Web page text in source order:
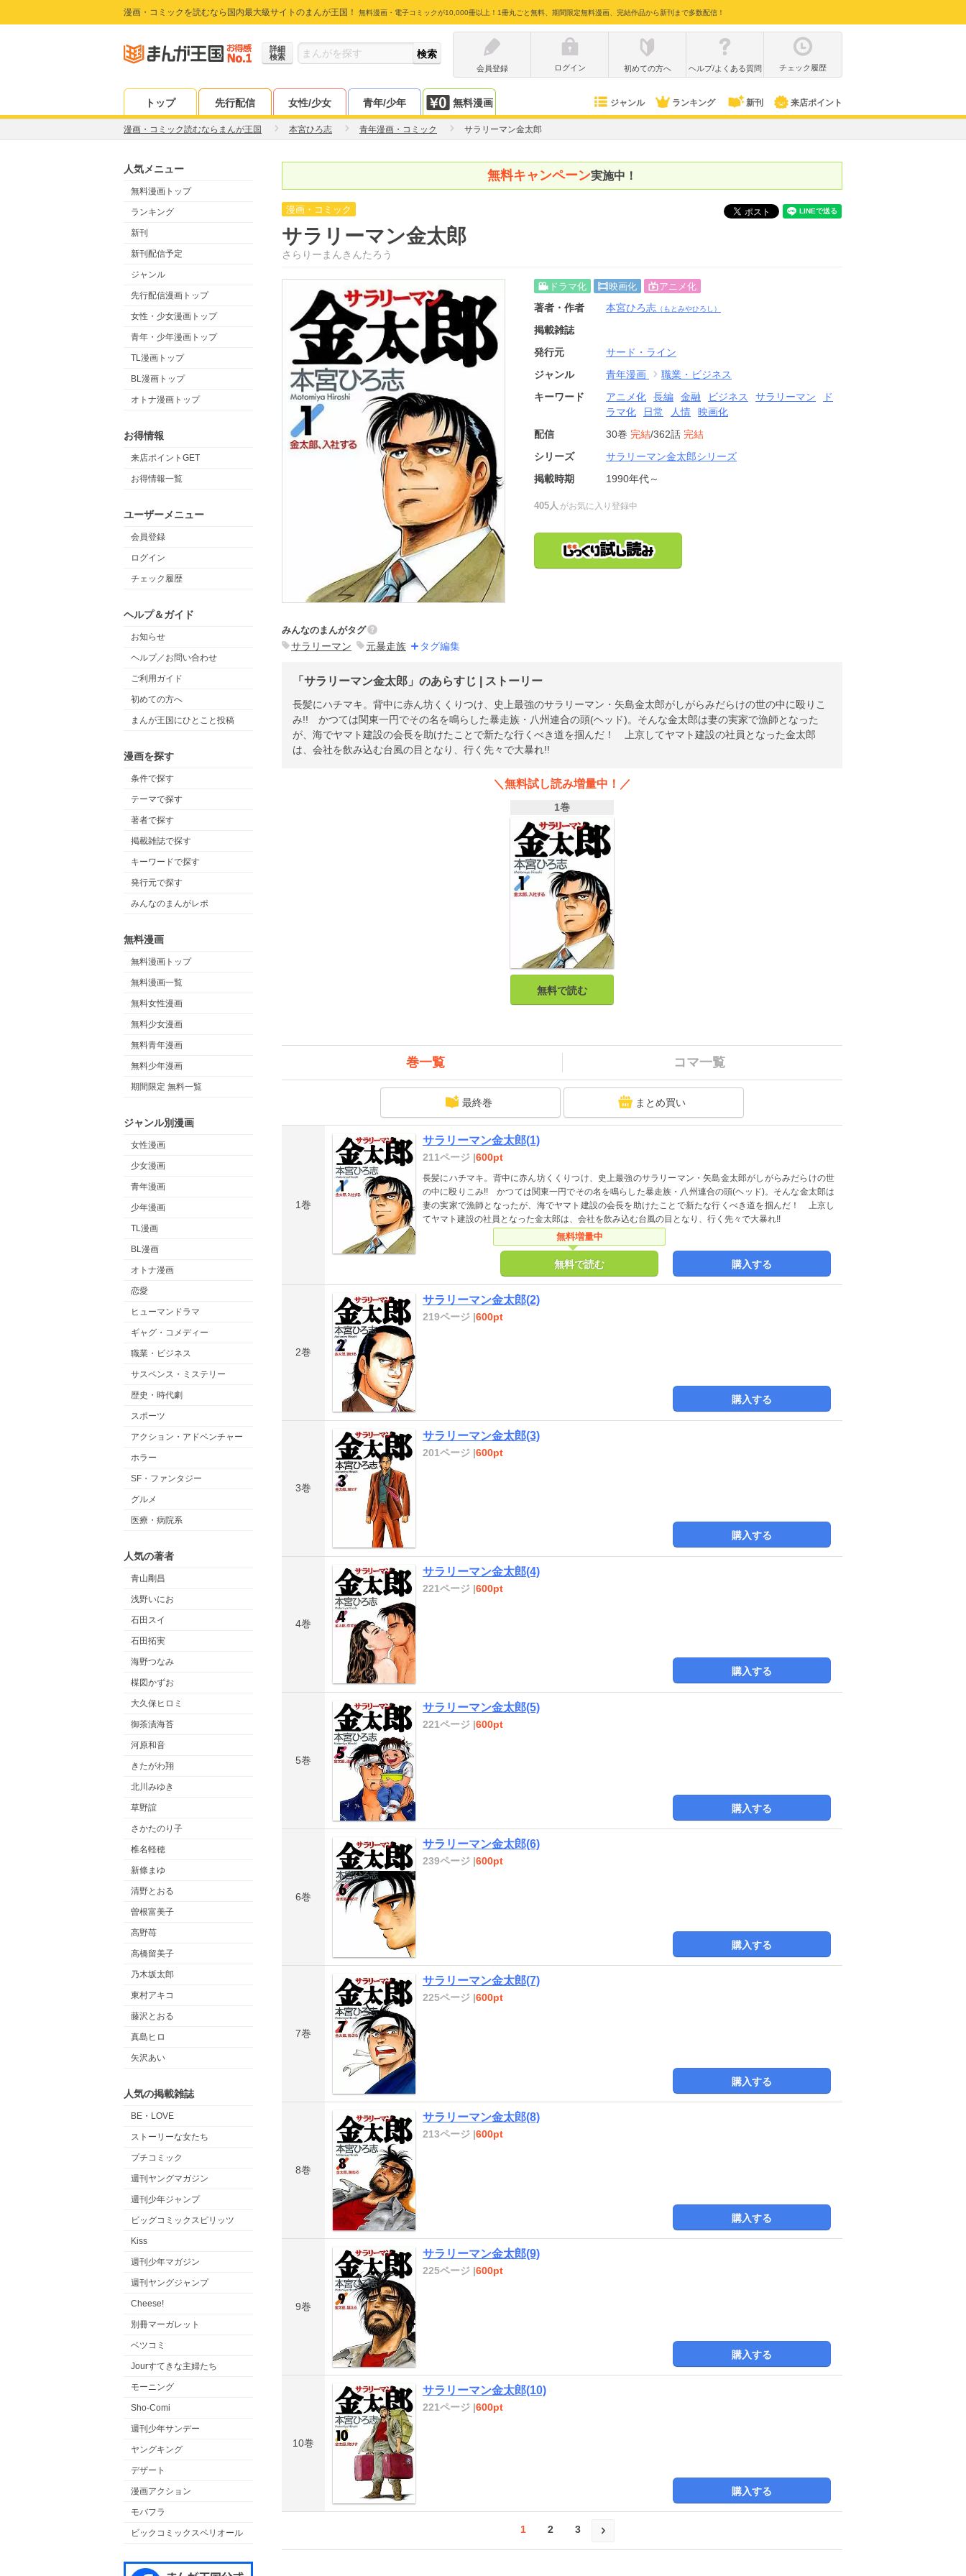
漫画・コミックを読むなら国内最大級サイトのまんが王国！ 無料漫画・電子コミックが10,000冊以上！1冊丸ごと無料、期間限定無料漫画、完結作品から新刊まで多数配信！
詳細
検索
会員登録
ログイン 初めての方へ ヘルプ/よくある質問 チェック履歴
トップ 先行配信 女性/少女 青年/少年 無料漫画 ジャンル ランキング 新刊 来店ポイント
漫画・コミック読むならまんが王国 本宮ひろ志 青年漫画・コミック サラリーマン金太郎
人気メニュー
無料漫画トップ
ランキング
新刊
新刊配信予定
ジャンル
先行配信漫画トップ
女性・少女漫画トップ
青年・少年漫画トップ
TL漫画トップ
BL漫画トップ
オトナ漫画トップ
お得情報
来店ポイントGET
お得情報一覧
ユーザーメニュー
会員登録
ログイン
チェック履歴
ヘルプ＆ガイド
お知らせ
ヘルプ／お問い合わせ
ご利用ガイド
初めての方へ
まんが王国にひとこと投稿
漫画を探す
条件で探す
テーマで探す
著者で探す
掲載雑誌で探す
キーワードで探す
発行元で探す
みんなのまんがレポ
無料漫画
無料漫画トップ
無料漫画一覧
無料女性漫画
無料少女漫画
無料青年漫画
無料少年漫画
期間限定 無料一覧
ジャンル別漫画
女性漫画
少女漫画
青年漫画
少年漫画
TL漫画
BL漫画
オトナ漫画
恋愛
ヒューマンドラマ
ギャグ・コメディー
職業・ビジネス
サスペンス・ミステリー
歴史・時代劇
スポーツ
アクション・アドベンチャー
ホラー
SF・ファンタジー
グルメ
医療・病院系
人気の著者
青山剛昌
浅野いにお
石田スイ
石田拓実
海野つなみ
楳図かずお
大久保ヒロミ
御茶漬海苔
河原和音
きたがわ翔
北川みゆき
草野誼
さかたのり子
椎名軽穂
新條まゆ
清野とおる
曽根富美子
高野苺
高橋留美子
乃木坂太郎
東村アキコ
藤沢とおる
真島ヒロ
矢沢あい
人気の掲載雑誌
BE・LOVE
ストーリーな女たち
プチコミック
週刊ヤングマガジン
週刊少年ジャンプ
ビッグコミックスピリッツ
Kiss
週刊少年マガジン
週刊ヤングジャンプ
Cheese!
別冊マーガレット
ベツコミ
Jourすてきな主婦たち
モーニング
Sho-Comi
週刊少年サンデー
ヤングキング
デザート
漫画アクション
モバフラ
ビックコミックスペリオール
無料キャンペーン実施中！
漫画・コミック
サラリーマン金太郎
さらりーまんきんたろう
ドラマ化 映画化 アニメ化
著者・作者 本宮ひろ志 （もとみやひろし）
掲載雑誌
発行元
サード・ライン
ジャンル
青年漫画
職業・ビジネス
キーワード
アニメ化 長編 金融 ビジネス サラリーマン
ド
ラマ化
日常 人情
映画化
配信
30巻 完結/362話 完結
シリーズ
サラリーマン金太郎シリーズ
掲載時期
1990年代～
405人 がお気に入り登録中
みんなのまんがタグ
サラリーマン 元暴走族 タグ編集
「サラリーマン金太郎」のあらすじ | ストーリー
長髪にハチマキ。背中に赤ん坊くくりつけ、史上最強のサラリーマン・矢島金太郎がしがらみだらけの世の中に殴りこ
み!! かつては関東一円でその名を鳴らした暴走族・八州連合の頭(ヘッド)。そんな金太郎は妻の実家で漁師となった
が、海でヤマト建設の会長を助けたことで新たな行くべき道を掴んだ！ 上京してヤマト建設の社員となった金太郎
は、会社を飲み込む台風の目となり、行く先々で大暴れ!!
＼無料試し読み増量中！／
1巻
無料で読む
巻一覧 コマ一覧
最終巻 まとめ買い
1巻
サラリーマン金太郎(1)
211ページ |600pt
長髪にハチマキ。背中に赤ん坊くくりつけ、史上最強のサラリーマン・矢島金太郎がしがらみだらけの世
の中に殴りこみ!! かつては関東一円でその名を鳴らした暴走族・八州連合の頭(ヘッド)。そんな金太郎は
妻の実家で漁師となったが、海でヤマト建設の会長を助けたことで新たな行くべき道を掴んだ！ 上京し
てヤマト建設の社員となった金太郎は、会社を飲み込む台風の目となり、行く先々で大暴れ!!
無料増量中
無料で読む 購入する
2巻
サラリーマン金太郎(2)
219ページ |600pt
購入する
3巻
サラリーマン金太郎(3)
201ページ |600pt
購入する
4巻
サラリーマン金太郎(4)
221ページ |600pt
購入する
5巻
サラリーマン金太郎(5)
221ページ |600pt
購入する
6巻
サラリーマン金太郎(6)
239ページ |600pt
購入する
7巻
サラリーマン金太郎(7)
225ページ |600pt
購入する
8巻
サラリーマン金太郎(8)
213ページ |600pt
購入する
9巻
サラリーマン金太郎(9)
225ページ |600pt
購入する
10巻
サラリーマン金太郎(10)
221ページ |600pt
購入する
1 2 3